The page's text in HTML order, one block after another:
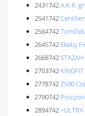
2431742A.K.R.
2541742
2564742
2645742 Ekeby
2668742
2703742
2778742Z500
2790742
2894742